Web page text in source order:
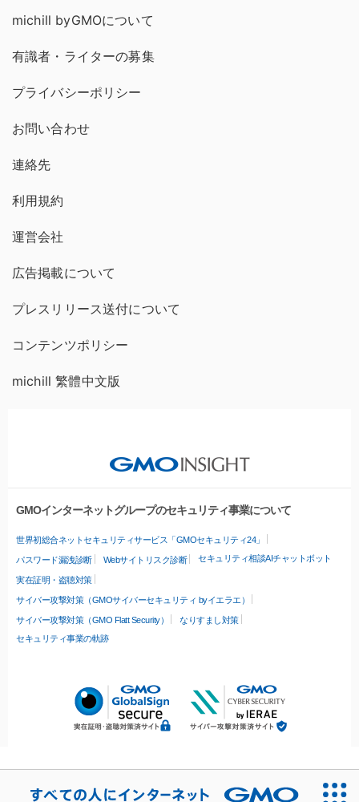
michill byGMOについて
有識者・ライターの募集
プライバシーポリシー
お問い合わせ
連絡先
利用規約
運営会社
広告掲載について
プレスリリース送付について
コンテンツポリシー
michill 繁體中文版
GMOインターネットグループのセキュリティ事業について
世界初総合ネットセキュリティサービス「GMOセキュリティ24」
パスワード漏洩診断 Webサイトリスク診断 セキュリティ相談AIチャットボット
実在証明・盗聴対策
サイバー攻撃対策（GMOサイバーセキュリティ byイエラエ）
サイバー攻撃対策（GMO Flatt Security）
なりすまし対策
セキュリティ事業の軌跡